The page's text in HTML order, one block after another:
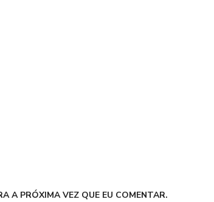
A PRÓXIMA VEZ QUE EU COMENTAR.